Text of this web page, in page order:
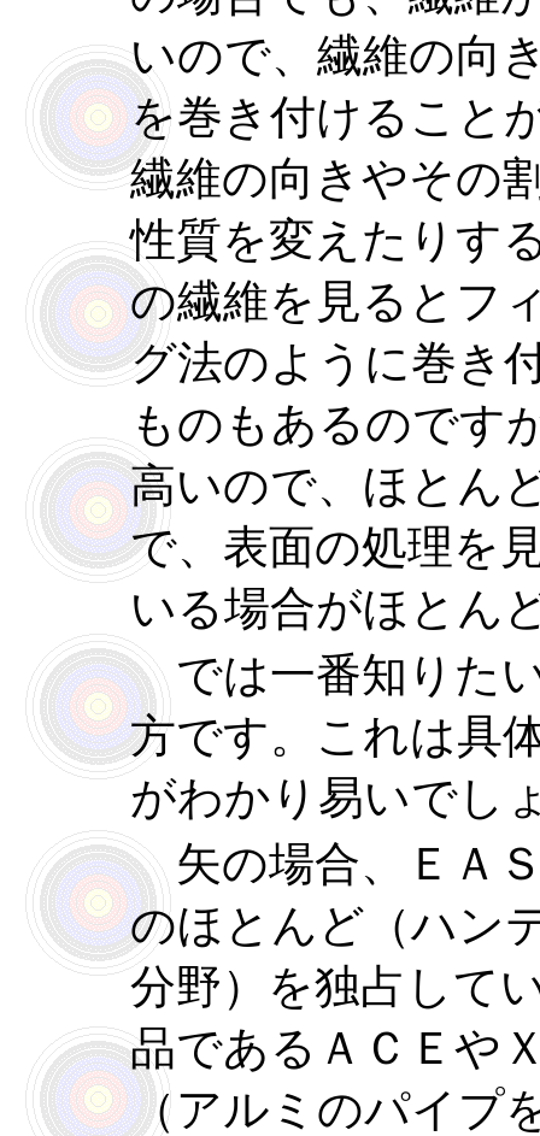
いので、繊維の向
を巻き付けること
繊維の向きやその
性質を変えたりす
の繊維を見るとフ
グ法のように巻き
ものもあるのです
高いので、ほとん
で、表面の処理を
いる場合がほとん
では一番知りた
方です。これは具
がわかり易いでし
矢の場合、ＥＡ
のほとんど（ハン
分野）を独占して
品であるＡＣＥや
（アルミのパイプ